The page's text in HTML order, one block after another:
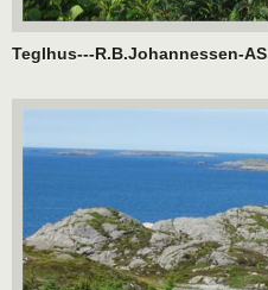
Teglhus---R.B.Johannessen-AS